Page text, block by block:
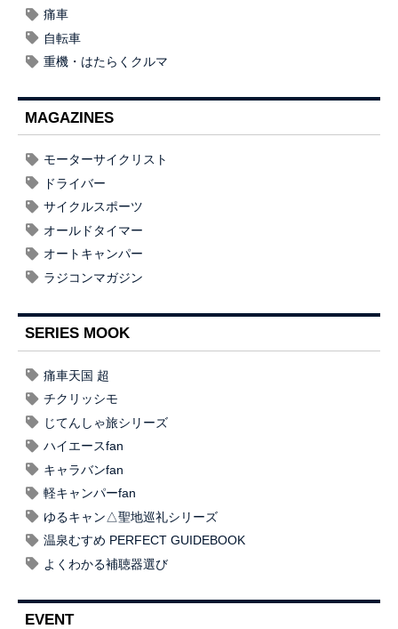
痛車
自転車
重機・はたらくクルマ
MAGAZINES
モーターサイクリスト
ドライバー
サイクルスポーツ
オールドタイマー
オートキャンパー
ラジコンマガジン
SERIES MOOK
痛車天国 超
チクリッシモ
じてんしゃ旅シリーズ
ハイエースfan
キャラバンfan
軽キャンパーfan
ゆるキャン△聖地巡礼シリーズ
温泉むすめ PERFECT GUIDEBOOK
よくわかる補聴器選び
EVENT